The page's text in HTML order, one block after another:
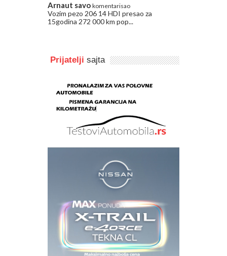
Arnaut savo komentarisao
Vozim pezo 206 14 HDI presao za
15godina 272 000 km pop...
Prijatelji sajta